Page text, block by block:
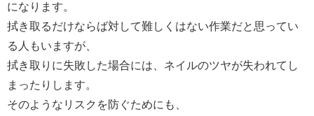
になります。
拭き取るだけならば対して難しくはない作業だと思ってい
る人もいますが、
拭き取りに失敗した場合には、ネイルのツヤが失われてし
まったりします。
そのようなリスクを防ぐためにも、